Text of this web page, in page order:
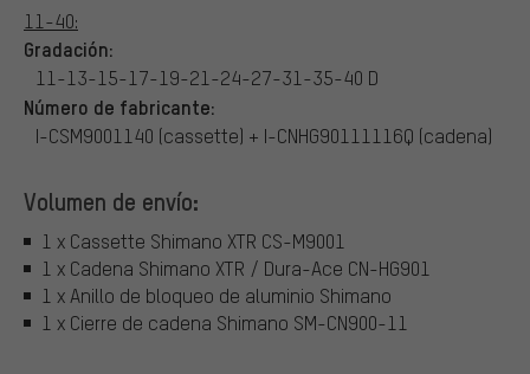
11-40:
Gradación:
11-13-15-17-19-21-24-27-31-35-40 D
Número de fabricante:
I-CSM9001140 (cassette) + I-CNHG90111116Q (cadena)
Volumen de envío:
1 x Cassette Shimano XTR CS-M9001
1 x Cadena Shimano XTR / Dura-Ace CN-HG901
1 x Anillo de bloqueo de aluminio Shimano
1 x Cierre de cadena Shimano SM-CN900-11